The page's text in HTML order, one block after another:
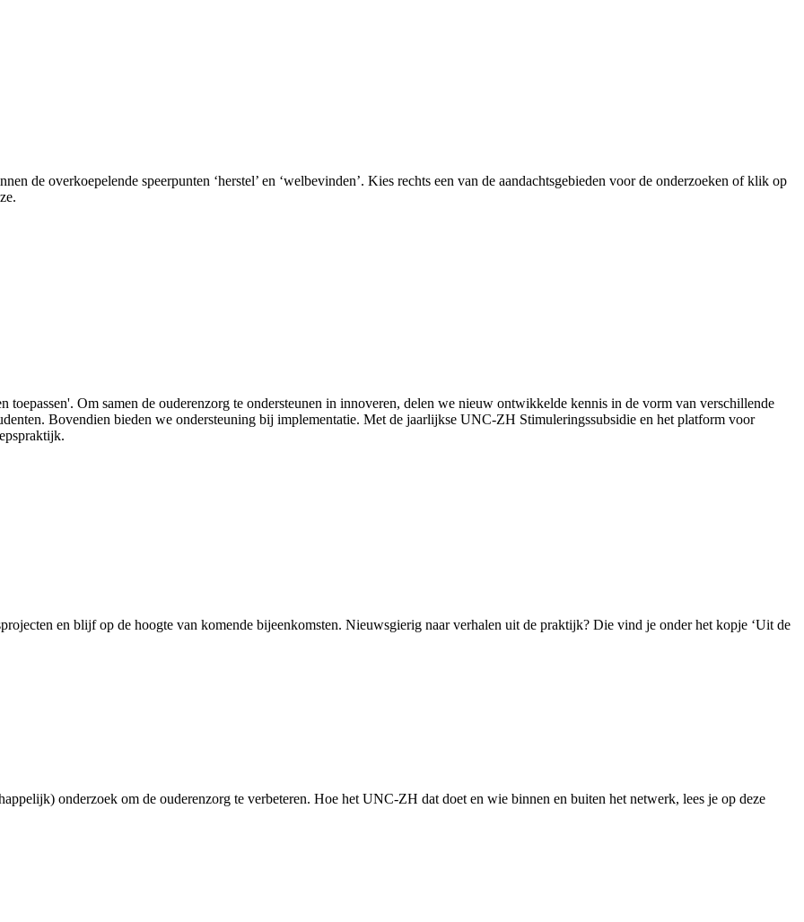
de overkoepelende speerpunten ‘herstel’ en ‘welbevinden’. Kies rechts een van de aandachtsgebieden voor de onderzoeken of klik op
toepassen'. Om samen de ouderenzorg te ondersteunen in innoveren, delen we nieuw ontwikkelde kennis in de vorm van verschillende
Bovendien bieden we ondersteuning bij implementatie. Met de jaarlijkse UNC-ZH Stimuleringssubsidie en het platform voor
en blijf op de hoogte van komende bijeenkomsten. Nieuwsgierig naar verhalen uit de praktijk? Die vind je onder het kopje ‘Uit de
onderzoek om de ouderenzorg te verbeteren. Hoe het UNC-ZH dat doet en wie binnen en buiten het netwerk, lees je op deze